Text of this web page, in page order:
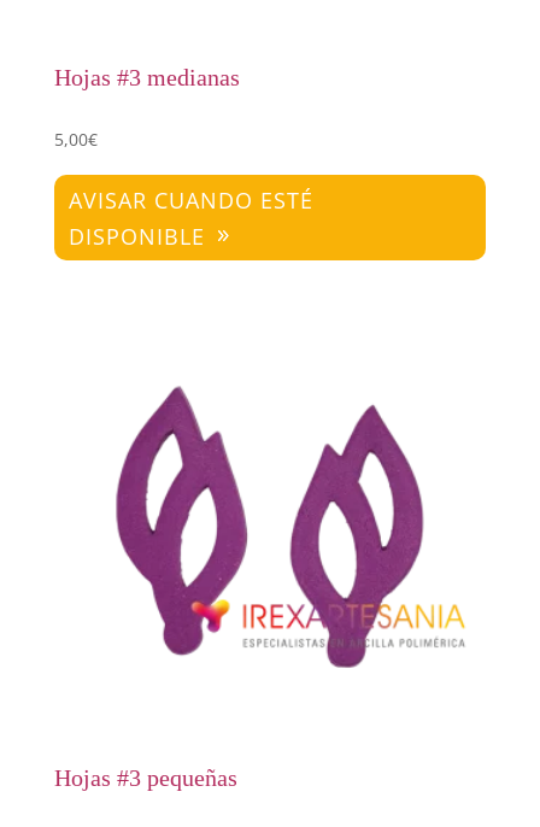
Hojas #3 medianas
5,00€
AVISAR CUANDO ESTÉ
DISPONIBLE
Hojas #3 pequeñas